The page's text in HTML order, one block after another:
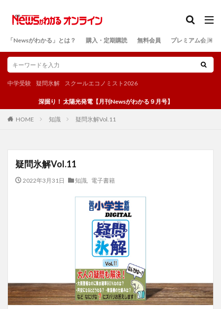
「Newsがわかる」とは？ 購入・定期購読 無料会員 プレミアム会員
中学受験 疑問氷解 スクールエコノミスト2026
深掘り！ 太陽光発電【月刊Newsがわかる９月号】
HOME 知識 疑問氷解Vol.11
疑問氷解Vol.11
2022年3月31日 知識 電子書籍
検索